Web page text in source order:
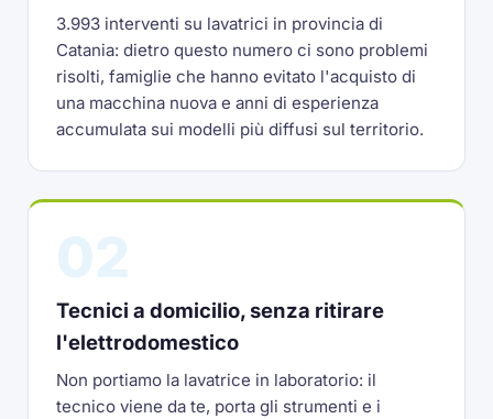
3.993 interventi su lavatrici in provincia di
Catania: dietro questo numero ci sono problemi
risolti, famiglie che hanno evitato l'acquisto di
una macchina nuova e anni di esperienza
accumulata sui modelli più diffusi sul territorio.
Tecnici a domicilio, senza ritirare
l'elettrodomestico
Non portiamo la lavatrice in laboratorio: il
tecnico viene da te, porta gli strumenti e i